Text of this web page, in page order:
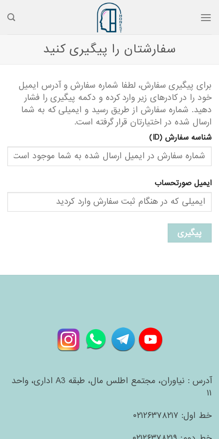
سفارشتان را پیگیری کنید
برای پیگیری سفارش، لطفا شماره سفارش و آدرس ایمیل
خود را در کادرهای زیر وارد کرده و دکمه پیگیری را فشار
دهید. شماره سفارش از طریق رسید و ایمیلی که به شما
ارسال شده در اختیارتان قرار گرفته است.
شناسه سفارش (ID)
ایمیل صورتحساب
پیگیری
آدرس : نیاوران، مجتمع اطلس مال، طبقه A3 اداری، واحد
۱۱
خط اول: ۰۲۱۲۶۳۷۸۲۱۷